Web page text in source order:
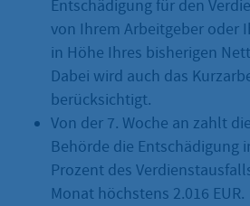
Entschädigung für den
von Ihrem Arbeitgeber oder
in Höhe Ihres bisherigen
Dabei wird auch das
berücksichtigt.
Von der 7. Woche an zahlt
Behörde die Entschädigung
Prozent des
Monat höchstens 2.016 EUR.